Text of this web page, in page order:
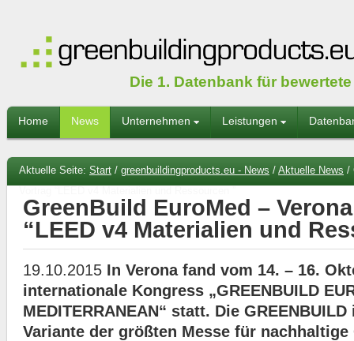
Die 1. Datenbank für
Home News Unternehmen Leistungen
Aktuelle Seite: Start / greenbuildingproducts.eu - News / Aktuelle News /
GreenBuild EuroMed –
“LEED v4 Materialien und
19.10.2015 In Verona fand vom 14. – 16.
internationale Kongress „GREENBUILD
MEDITERRANEAN“ statt. Die
Variante der größten Messe für nachhaltige